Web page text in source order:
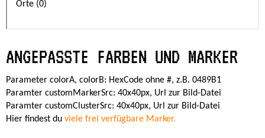
ANGEPASSTE FARBEN UND MARKER
Parameter colorA, colorB: HexCode ohne #, z.B. 0489B1
Paramter customMarkerSrc: 40x40px, Url zur Bild-Datei
Paramter customClusterSrc: 40x40px, Url zur Bild-Datei
Hier findest du viele frei verfügbare Marker.